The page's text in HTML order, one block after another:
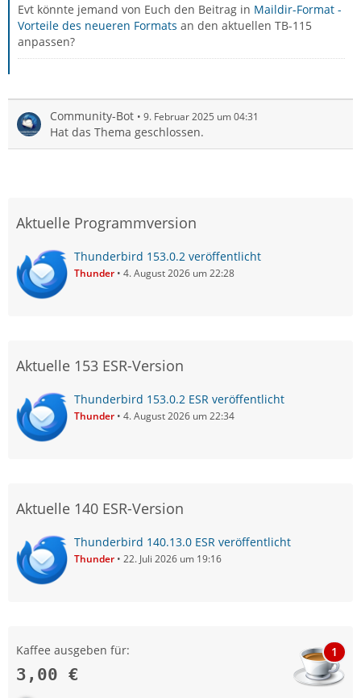
Evt könnte jemand von Euch den Beitrag in Maildir-Format -
Vorteile des neueren Formats an den aktuellen TB-115
anpassen?
Community-Bot 9. Februar 2025 um 04:31
Hat das Thema geschlossen.
Aktuelle Programmversion
Thunderbird 153.0.2 veröffentlicht
Thunder 4. August 2026 um 22:28
Aktuelle 153 ESR-Version
Thunderbird 153.0.2 ESR veröffentlicht
Thunder 4. August 2026 um 22:34
Aktuelle 140 ESR-Version
Thunderbird 140.13.0 ESR veröffentlicht
Thunder 22. Juli 2026 um 19:16
Kaffee ausgeben für:
3,00 €
1